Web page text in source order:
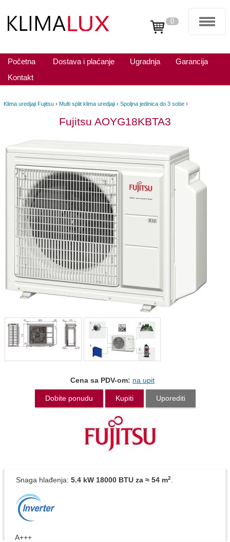
0
Početna Dostava i plaćanje Ugradnja
Garancija
Kontakt
Klima uredjaji Fujitsu › Multi split klima uredjaji › Spoljna jedinica do 3 sobe ›
Fujitsu AOYG18KBTA3
Cena sa PDV-om: na upit
Dobite ponudu Kupiti Uporediti
Snaga hlađenja: 5.4 kW 18000 BTU za ≈ 54 m2.
A+++